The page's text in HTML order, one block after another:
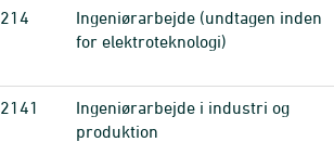
214
Ingeniørarbejde (undtagen inden
for elektroteknologi)
2141
Ingeniørarbejde i industri og
produktion